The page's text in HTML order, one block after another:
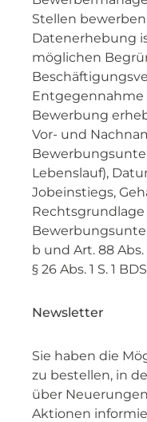
Stellen
Datenerhebung
möglichen
Bewerbung
Vor- und
Lebenslauf),
Jobeinstiegs,
b und Art. 88
§ 26 Abs. 1 S. 1
Newsletter
Sie haben die
zu bestellen, in
über
Aktionen